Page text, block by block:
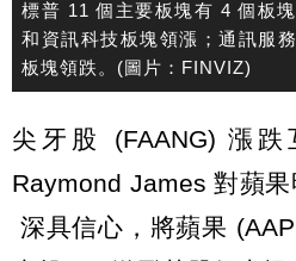
標普 11 個主要板塊有 4 個板
和資訊科技板塊領漲；通訊服
板塊領跌。(圖片：FINVIZ)
尖牙股 (FAANG) 漲
Raymond James 對蘋
深具信心，將蘋果